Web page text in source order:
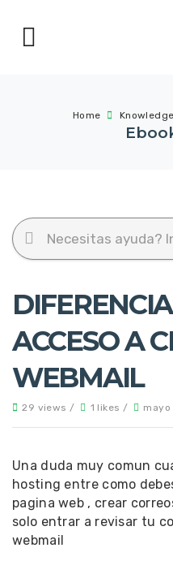
Home
ACCESO A
WEBMAIL
29 views / 1 likes / mayo
Una duda muy comun
hosting entre como
pagina web , crear
solo entrar a revisar tu
webmail